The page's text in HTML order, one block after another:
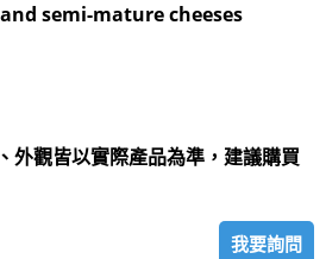
semi-mature cheeses
外觀皆以實際產品為準，建議購買
我要詢問